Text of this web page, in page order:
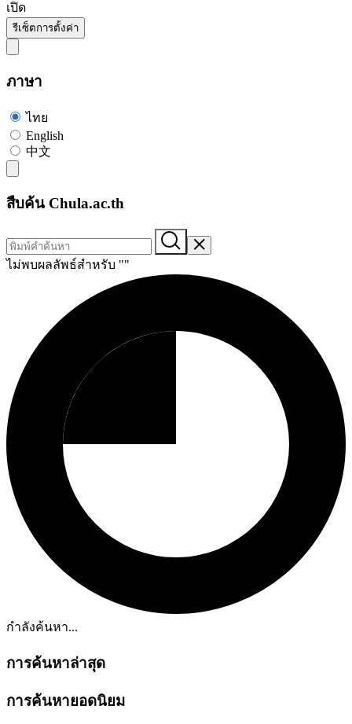
เปิด
รีเซ็ตการตั้งค่า
ภาษา
ไทย
English
中文
สืบค้น Chula.ac.th
ไม่พบผลลัพธ์สำหรับ ""
กำลังค้นหา...
การค้นหาล่าสุด
การค้นหายอดนิยม